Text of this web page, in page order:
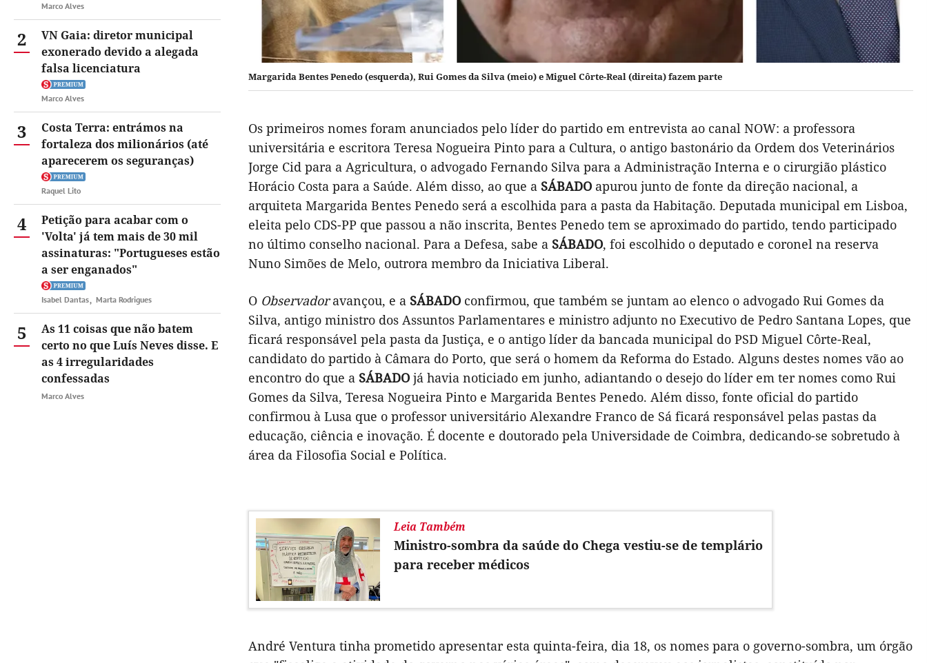
Marco Alves
2
VN Gaia: diretor municipal
exonerado devido a alegada
falsa licenciatura
Marco Alves
3
Costa Terra: entrámos na
fortaleza dos milionários (até
aparecerem os seguranças)
Raquel Lito
4
Petição para acabar com o
'Volta' já tem mais de 30 mil
assinaturas: "Portugueses estão
a ser enganados"
Isabel Dantas Marta Rodrigues
5
As 11 coisas que não batem
certo no que Luís Neves disse. E
as 4 irregularidades
confessadas
Marco Alves
Margarida Bentes Penedo (esquerda), Rui Gomes da Silva (meio) e Miguel Côrte-Real (direita) fazem parte
Os primeiros nomes foram anunciados pelo líder do partido em entrevista ao canal NOW: a professora
universitária e escritora Teresa Nogueira Pinto para a Cultura, o antigo bastonário da Ordem dos Veterinários
Jorge Cid para a Agricultura, o advogado Fernando Silva para a Administração Interna e o cirurgião plástico
Horácio Costa para a Saúde. Além disso, ao que a SÁBADO apurou junto de fonte da direção nacional, a
arquiteta Margarida Bentes Penedo será a escolhida para a pasta da Habitação. Deputada municipal em Lisboa,
eleita pelo CDS-PP que passou a não inscrita, Bentes Penedo tem se aproximado do partido, tendo participado
no último conselho nacional. Para a Defesa, sabe a SÁBADO, foi escolhido o deputado e coronel na reserva
Nuno Simões de Melo, outrora membro da Iniciativa Liberal.
O Observadoravançou, e a SÁBADO confirmou, que também se juntam ao elenco o advogado Rui Gomes da
Silva, antigo ministro dos Assuntos Parlamentares e ministro adjunto no Executivo de Pedro Santana Lopes, que
ficará responsável pela pasta da Justiça, e o antigo líder da bancada municipal do PSD Miguel Côrte-Real,
candidato do partido à Câmara do Porto, que será o homem da Reforma do Estado. Alguns destes nomes vão ao
encontro do que a SÁBADO já havia noticiado em junho, adiantando o desejo do líder em ter nomes como Rui
Gomes da Silva, Teresa Nogueira Pinto e Margarida Bentes Penedo. Além disso, fonte oficial do partido
confirmou à Lusa que o professor universitário Alexandre Franco de Sá ficará responsável pelas pastas da
educação, ciência e inovação. É docente e doutorado pela Universidade de Coimbra, dedicando-se sobretudo à
área da Filosofia Social e Política.
Leia Também
Ministro-sombra da saúde do Chega vestiu-se de templário
para receber médicos
André Ventura tinha prometido apresentar esta quinta-feira, dia 18, os nomes para o governo-sombra, um órgão